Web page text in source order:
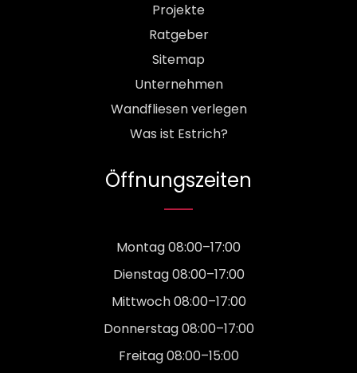
Projekte
Ratgeber
Sitemap
Unternehmen
Wandfliesen verlegen
Was ist Estrich?
Öffnungszeiten
Montag 08:00–17:00
Dienstag 08:00–17:00
Mittwoch 08:00–17:00
Donnerstag 08:00–17:00
Freitag 08:00–15:00